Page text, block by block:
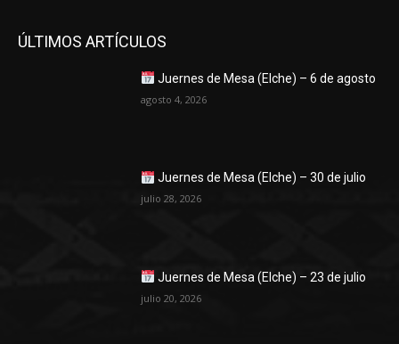
ÚLTIMOS ARTÍCULOS
Juernes de Mesa (Elche) – 6 de agosto
agosto 4, 2026
Juernes de Mesa (Elche) – 30 de julio
julio 28, 2026
Juernes de Mesa (Elche) – 23 de julio
julio 20, 2026